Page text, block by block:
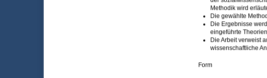
Methodik wird
Die gewählte
Die Ergebnisse
eingeführte
Die Arbeit verweist
wissenschaftliche
Form